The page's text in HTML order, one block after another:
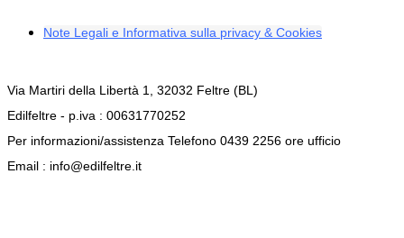
Note Legali e Informativa sulla privacy & Cookies
Via Martiri della Libertà 1, 32032 Feltre (BL)
Edilfeltre - p.iva : 00631770252
Per informazioni/assistenza Telefono 0439 2256 ore ufficio
Email : info@edilfeltre.it